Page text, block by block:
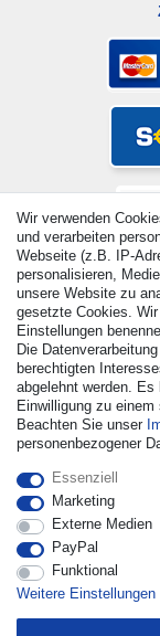
© Copyright
vorbehalten.
Grundpreise
Deutschland!
Wir verwenden
und verarbeiten
Webseite (z.B. IP-
personalisieren,
unsere Website zu
gesetzte Cookies.
Einstellungen
Die
berechtigten
abgelehnt werden.
Einwilligung zu
Beachten Sie unser
personenbezogener
Essenziell
Marketing
Externe Medien
PayPal
Funktional
Weitere Einstellungen